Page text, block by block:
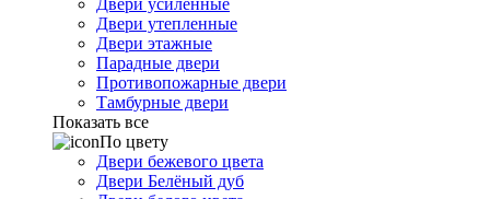
Двери усиленные
Двери утепленные
Двери этажные
Парадные двери
Противопожарные двери
Тамбурные двери
Показать все
По цвету
Двери бежевого цвета
Двери Белёный дуб